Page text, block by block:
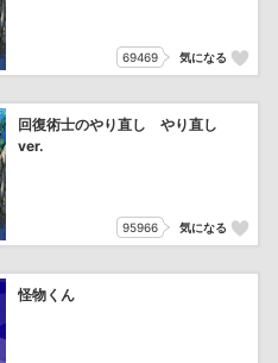
69469 気になる
回復術士のやり直し やり直し
ver.
95966 気になる
怪物くん